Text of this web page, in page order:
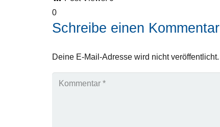
0
Schreibe einen Kommentar
Deine E-Mail-Adresse wird nicht veröffentlicht.